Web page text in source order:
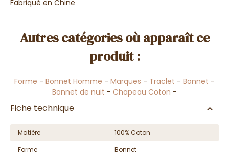
Fabriqué en Chine
Autres catégories où apparaît ce
produit :
Forme - Bonnet Homme - Marques - Traclet - Bonnet -
Bonnet de nuit - Chapeau Coton -
Fiche technique
Matière
100% Coton
Forme
Bonnet